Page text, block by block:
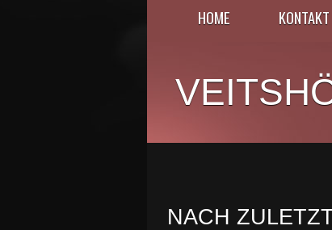
HOME KONTAKT
NACH